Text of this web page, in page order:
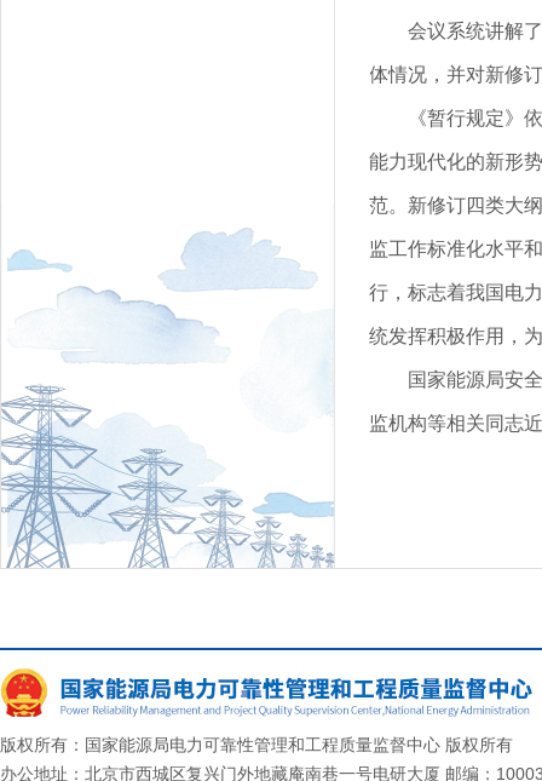
会议系统讲解
体情况，并对新修
《暂行规定》
能力现代化的新形
范。新修订四类大
监工作标准化水平
行，标志着我国电
统发挥积极作用，
国家能源局安
监机构等相关同志
版权所有：国家能源局电力可靠性管理和工程质量监督中心 版权所有
办公地址：北京市西城区复兴门外地藏庵南巷一号电研大厦 邮编：